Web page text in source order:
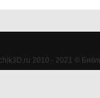
2010 - 2021 ©